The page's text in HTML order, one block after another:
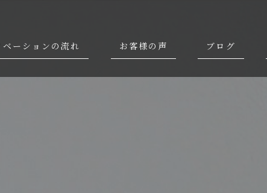
ベーションの流れ お客様の声 ブログ